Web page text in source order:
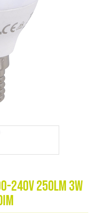
240V 250Lm 3W